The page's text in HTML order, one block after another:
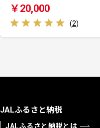
￥15,000
JALふるさと納税
JALふるさと納税とは